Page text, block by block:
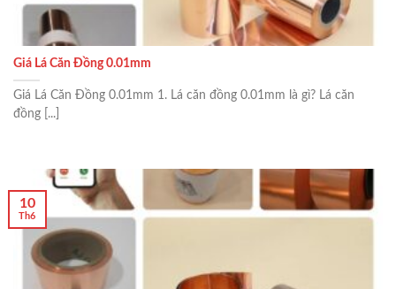
Giá Lá Căn Đồng 0.01mm
Giá Lá Căn Đồng 0.01mm 1. Lá căn đồng 0.01mm là gì? Lá căn
đồng [...]
10
Th6